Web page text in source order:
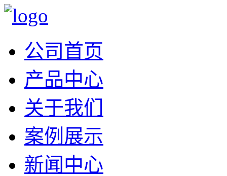
公司首页
产品中心
关于我们
案例展示
新闻中心